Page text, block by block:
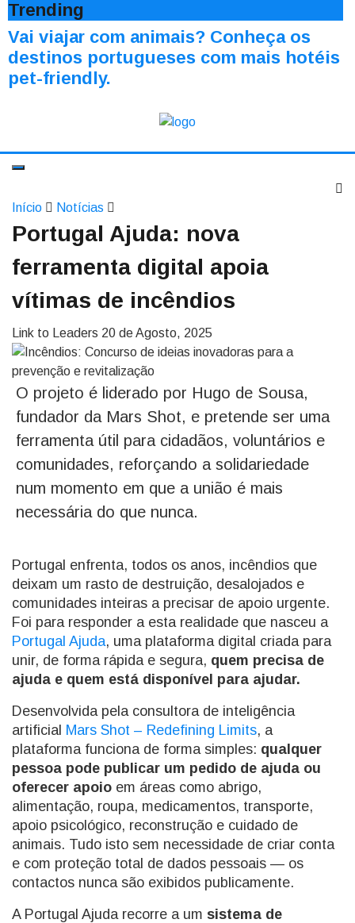
Trending
Vai viajar com animais? Conheça os
destinos portugueses com mais hotéis
pet-friendly.
Início Notícias
Portugal Ajuda: nova
ferramenta digital apoia
vítimas de incêndios
Link to Leaders 20 de Agosto, 2025
O projeto é liderado por Hugo de Sousa,
fundador da Mars Shot, e pretende ser uma
ferramenta útil para cidadãos, voluntários e
comunidades, reforçando a solidariedade
num momento em que a união é mais
necessária do que nunca.
Portugal enfrenta, todos os anos, incêndios que
deixam um rasto de destruição, desalojados e
comunidades inteiras a precisar de apoio urgente.
Foi para responder a esta realidade que nasceu a
Portugal Ajuda, uma plataforma digital criada para
unir, de forma rápida e segura, quem precisa de
ajuda e quem está disponível para ajudar.
Desenvolvida pela consultora de inteligência
artificial Mars Shot – Redefining Limits, a
plataforma funciona de forma simples: qualquer
pessoa pode publicar um pedido de ajuda ou
oferecer apoio em áreas como abrigo,
alimentação, roupa, medicamentos, transporte,
apoio psicológico, reconstrução e cuidado de
animais. Tudo isto sem necessidade de criar conta
e com proteção total de dados pessoais — os
contactos nunca são exibidos publicamente.
A Portugal Ajuda recorre a um sistema de